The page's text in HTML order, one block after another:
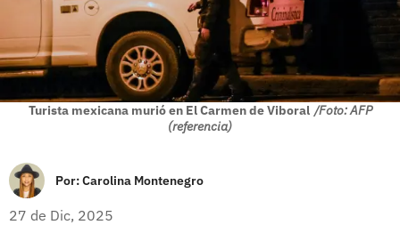
Turista mexicana murió en El Carmen de Viboral /Foto: AFP
(referencia)
Por:Carolina Montenegro
27 de Dic, 2025